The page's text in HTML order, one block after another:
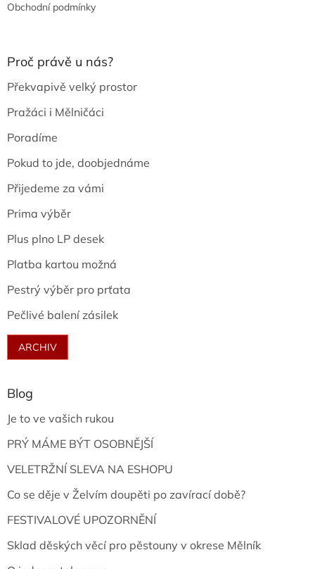
Obchodní podmínky
Proč právě u nás?
Překvapivě velký prostor
Pražáci i Mělničáci
Poradíme
Pokud to jde, doobjednáme
Přijedeme za vámi
Prima výběr
Plus plno LP desek
Platba kartou možná
Pestrý výběr pro prťata
Pečlivé balení zásilek
ARCHIV
Blog
Je to ve vašich rukou
PRÝ MÁME BÝT OSOBNĚJŠÍ
VELETRŽNÍ SLEVA NA ESHOPU
Co se děje v Želvím doupěti po zavírací době?
FESTIVALOVÉ UPOZORNĚNÍ
Sklad děských věcí pro pěstouny v okrese Mělník